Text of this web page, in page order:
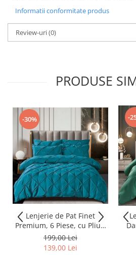
Informatii conformitate produs
Review-uri(0)
PRODUSE
-30%
Lenjerie de Pat Finet
Premium, 6 Piese, cu Pliuri
Brodate
199,00 Lei
139,00 Lei
-